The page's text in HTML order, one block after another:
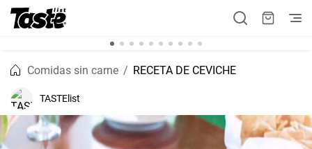
Comidas sin carne RECETA DE CEVICHE
TASTElist